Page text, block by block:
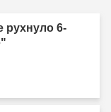
рухнуло 6-